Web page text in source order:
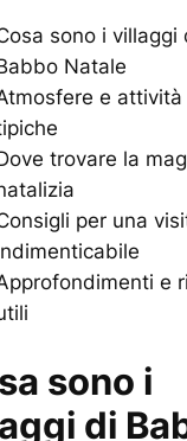
sono i villaggi
Natale
e attività
trovare la
per una
e
sono i
di